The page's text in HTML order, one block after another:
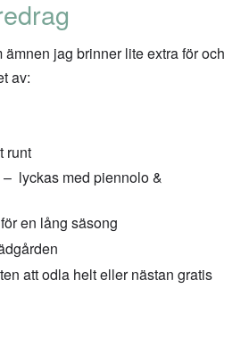
jag brinner lite extra för och
av:
runt
lyckas med piennolo &
en lång säsong
att odla helt eller nästan gratis